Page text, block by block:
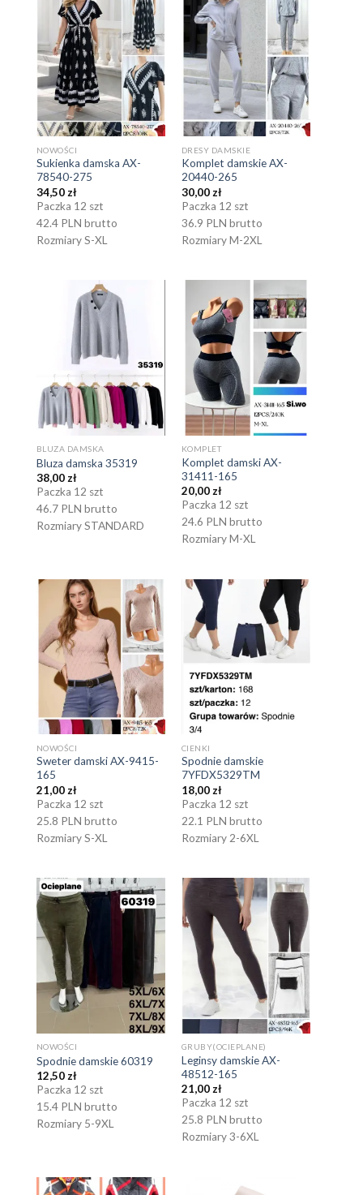
NOWOŚCI
Sukienka damska AX-
78540-275
34,50 zł
Paczka 12 szt
42.4 PLN brutto
Rozmiary S-XL
DRESY DAMSKIE
Komplet damskie AX-
20440-265
30,00 zł
Paczka 12 szt
36.9 PLN brutto
Rozmiary M-2XL
BLUZA DAMSKA
Bluza damska 35319
38,00 zł
Paczka 12 szt
46.7 PLN brutto
Rozmiary STANDARD
KOMPLET
Komplet damski AX-
31411-165
20,00zł
Paczka 12 szt
24.6 PLN brutto
Rozmiary M-XL
NOWOŚCI
Sweter damski AX-9415-
165
21,00 zł
Paczka 12 szt
25.8 PLN brutto
Rozmiary S-XL
CIENKI
Spodnie damskie
7YFDX5329TM
18,00 zł
Paczka 12 szt
22.1 PLN brutto
Rozmiary 2-6XL
NOWOŚCI
Spodnie damskie 60319
12,50 zł
Paczka 12 szt
15.4 PLN brutto
Rozmiary 5-9XL
GRUBY(OCIEPLANE)
Leginsy damskie AX-
48512-165
21,00zł
Paczka 12 szt
25.8 PLN brutto
Rozmiary 3-6XL